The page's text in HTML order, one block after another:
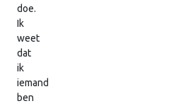
doe.
Ik
weet
dat
ik
iemand
ben